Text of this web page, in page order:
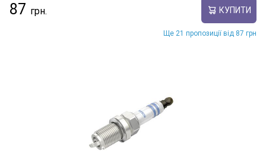
87 КУПИТИ
Ще 21 пропозиції від 87 грн